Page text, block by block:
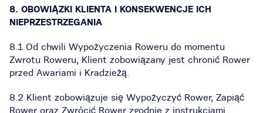
8. OBOWIĄZKI KLIENTA I KONSEKWENCJE ICH
NIEPRZESTRZEGANIA
8.1 Od chwili Wypożyczenia Roweru do momentu
Zwrotu Roweru, Klient zobowiązany jest chronić Rower
przed Awariami i Kradzieżą.
8.2 Klient zobowiązuje się Wypożyczyć Rower, Zapiąć
Rower oraz Zwrócić Rower zgodnie z instrukcjami